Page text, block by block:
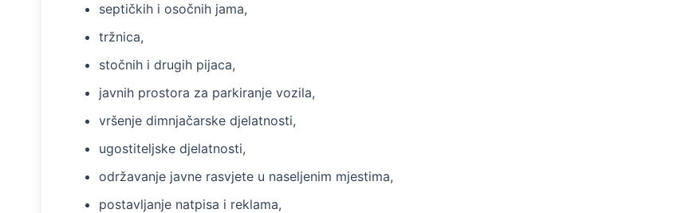
septičkih i osočnih jama,
tržnica,
stočnih i drugih pijaca,
javnih prostora za parkiranje vozila,
vršenje dimnjačarske djelatnosti,
ugostiteljske djelatnosti,
održavanje javne rasvjete u naseljenim mjestima,
postavljanje natpisa i reklama,